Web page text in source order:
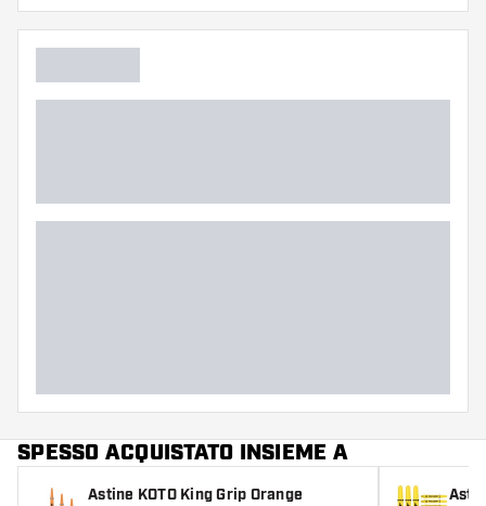
Colore principale
SPESSO ACQUISTATO INSIEME A
Astine KOTO King Grip Orange